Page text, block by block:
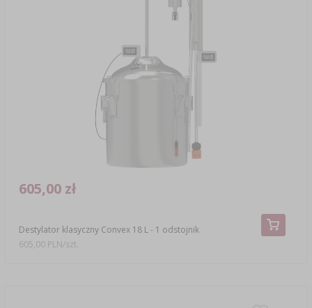
Destylator klasyczny Convex 18 L - 1 odstojnik
605,00 zł
605,00 PLN/szt.